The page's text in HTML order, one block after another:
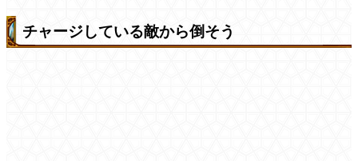
チャージしている敵から倒そう